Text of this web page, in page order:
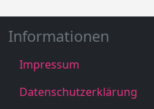
Informationen
Impressum
Datenschutzerklärung